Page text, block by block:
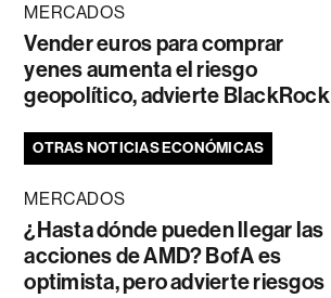
MERCADOS
Vender euros para comprar
yenes aumenta el riesgo
geopolítico, advierte BlackRock
OTRAS NOTICIAS ECONÓMICAS
MERCADOS
¿Hasta dónde pueden llegar las
acciones de AMD? BofA es
optimista, pero advierte riesgos